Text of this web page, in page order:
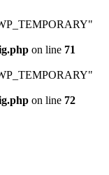
on line 71
on line 72